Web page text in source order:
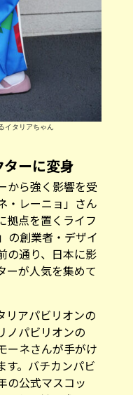
タリアちゃん
ーに変身
から強く影響を受
レーニョ」さん
拠点を置くライフ
の創業者・デザイ
の通り、日本に影
ーが人気を集めて
アパビリオンの
ーネさんが手がけ
。バチカンパビ
の公式マスコッ
天使と鳩と犬とと